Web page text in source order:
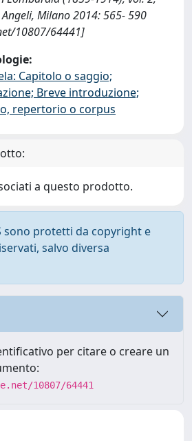
Milano 2014: 565- 590
10807/64441]
Capitolo o saggio;
Breve introduzione;
repertorio o corpus
a questo prodotto.
sono protetti da copyright e
salvo diversa
per citare o creare un
10807/64441